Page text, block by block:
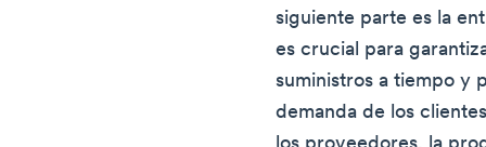
siguiente parte es la
es crucial para
suministros a tiempo y
demanda de los